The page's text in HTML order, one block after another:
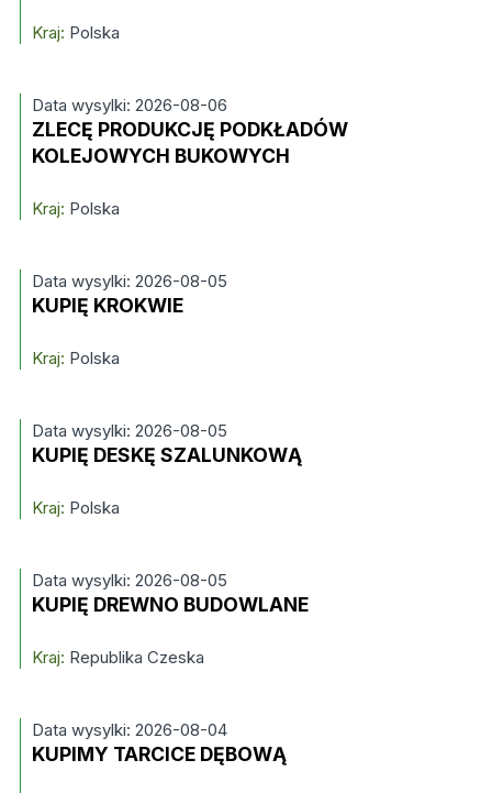
Kraj: Polska
Data wysylki: 2026-08-06
ZLECĘ PRODUKCJĘ PODKŁADÓW
KOLEJOWYCH BUKOWYCH
Kraj: Polska
Data wysylki: 2026-08-05
KUPIĘ KROKWIE
Kraj: Polska
Data wysylki: 2026-08-05
KUPIĘ DESKĘ SZALUNKOWĄ
Kraj: Polska
Data wysylki: 2026-08-05
KUPIĘ DREWNO BUDOWLANE
Kraj: Republika Czeska
Data wysylki: 2026-08-04
KUPIMY TARCICE DĘBOWĄ